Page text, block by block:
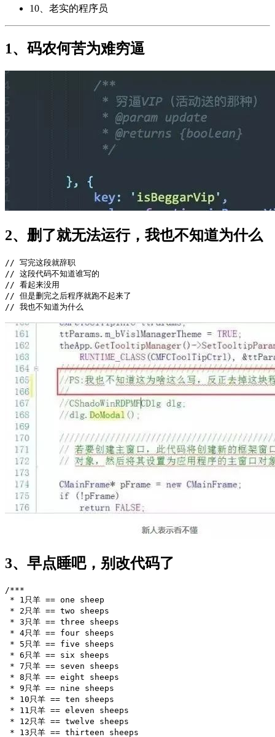
10、老实的程序员
1、码农何苦为难穷逼
2、删了就无法运行，我也不知道为什么
// 写完这段就辞职
// 这段代码不知道谁写的
// 看起来没用
// 但是删完之后程序就跑不起来了
3、早点睡吧，别改代码了
/***
* 1只羊 == one sheep
* 2只羊 == two sheeps
* 3只羊 == three sheeps
* 4只羊 == four sheeps
* 5只羊 == five sheeps
* 6只羊 == six sheeps
* 7只羊 == seven sheeps
* 8只羊 == eight sheeps
* 9只羊 == nine sheeps
* 10只羊 == ten sheeps
* 11只羊 == eleven sheeps
* 12只羊 == twelve sheeps
* 13只羊 == thirteen sheeps